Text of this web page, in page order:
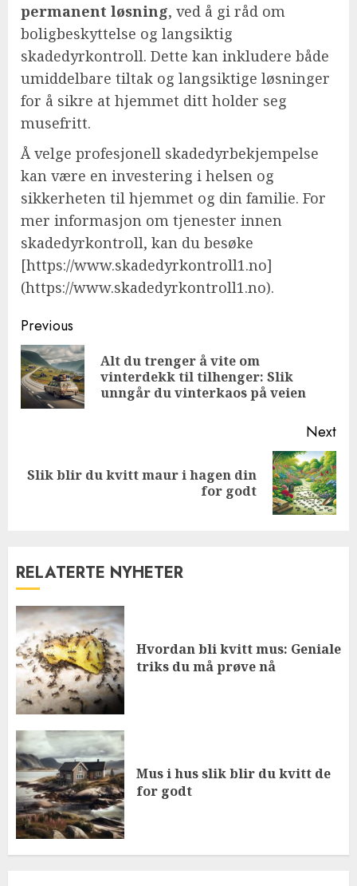
permanent løsning, ved å gi råd om
boligbeskyttelse og langsiktig
skadedyrkontroll. Dette kan inkludere både
umiddelbare tiltak og langsiktige løsninger
for å sikre at hjemmet ditt holder seg
musefritt.
Å velge profesjonell skadedyrbekjempelse
kan være en investering i helsen og
sikkerheten til hjemmet og din familie. For
mer informasjon om tjenester innen
skadedyrkontroll, kan du besøke
[https://www.skadedyrkontroll1.no]
(https://www.skadedyrkontroll1.no).
Continue
Reading
Previous
Alt du trenger å vite om
vinterdekk til tilhenger: Slik
unngår du vinterkaos på veien
Next
Next
Slik blir du kvitt maur i hagen din
for godt
RELATERTE NYHETER
Hvordan bli kvitt mus: Geniale
triks du må prøve nå
Mus i hus slik blir du kvitt de
for godt